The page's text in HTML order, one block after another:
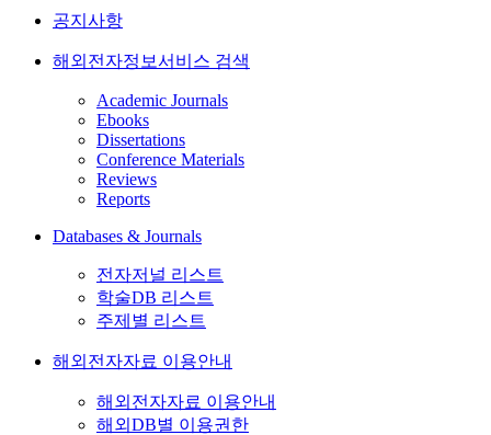
공지사항
해외전자정보서비스 검색
Academic Journals
Ebooks
Dissertations
Conference Materials
Reviews
Reports
Databases & Journals
전자저널 리스트
학술DB 리스트
주제별 리스트
해외전자자료 이용안내
해외전자자료 이용안내
해외DB별 이용권한